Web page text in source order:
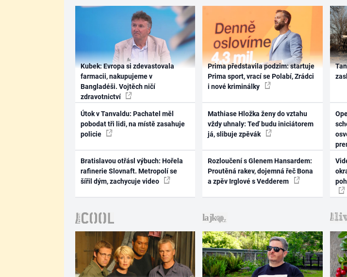
Kubek: Evropa si zdevastovala
farmacii, nakupujeme v
Bangladéši. Vojtěch ničí
zdravotnictví
Útok v Tanvaldu: Pachatel měl
pobodat tři lidi, na místě zasahuje
policie
Bratislavou otřásl výbuch: Hořela
rafinerie Slovnaft. Metropolí se
šířil dým, zachycuje video
Prima představila podzim: startuje
Prima sport, vrací se Polabí, Zrádci
i nové kriminálky
Mathiase Hložka ženy do vztahu
vždy uhnaly: Teď budu iniciátorem
já, slibuje zpěvák
Rozloučení s Glenem Hansardem:
Proutěná rakev, dojemná řeč Bona
a zpěv Irglové s Vedderem